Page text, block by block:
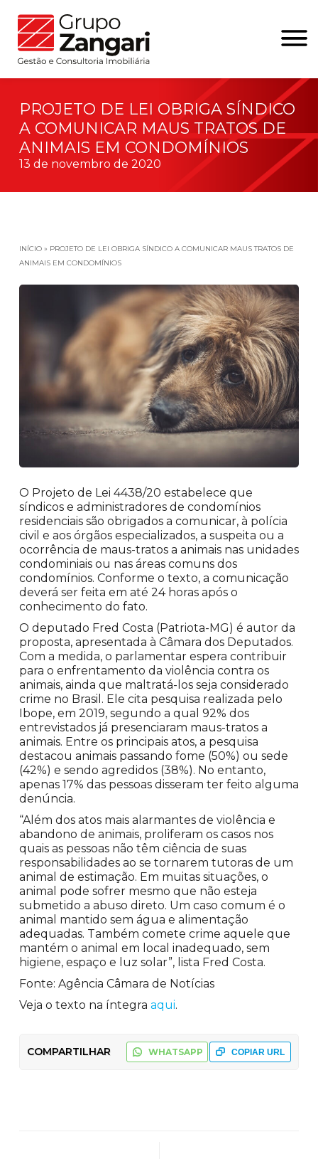
PROJETO DE LEI OBRIGA SÍNDICO
A COMUNICAR MAUS TRATOS DE
ANIMAIS EM CONDOMÍNIOS
13 de novembro de 2020
INÍCIO» PROJETO DE LEI OBRIGA SÍNDICO A COMUNICAR MAUS TRATOS DE
ANIMAIS EM CONDOMÍNIOS
O Projeto de Lei 4438/20 estabelece que
síndicos e administradores de condomínios
residenciais são obrigados a comunicar, à polícia
civil e aos órgãos especializados, a suspeita ou a
ocorrência de maus-tratos a animais nas unidades
condominiais ou nas áreas comuns dos
condomínios. Conforme o texto, a comunicação
deverá ser feita em até 24 horas após o
conhecimento do fato.
O deputado Fred Costa (Patriota-MG) é autor da
proposta, apresentada à Câmara dos Deputados.
Com a medida, o parlamentar espera contribuir
para o enfrentamento da violência contra os
animais, ainda que maltratá-los seja considerado
crime no Brasil. Ele cita pesquisa realizada pelo
Ibope, em 2019, segundo a qual 92% dos
entrevistados já presenciaram maus-tratos a
animais. Entre os principais atos, a pesquisa
destacou animais passando fome (50%) ou sede
(42%) e sendo agredidos (38%). No entanto,
apenas 17% das pessoas disseram ter feito alguma
denúncia.
“Além dos atos mais alarmantes de violência e
abandono de animais, proliferam os casos nos
quais as pessoas não têm ciência de suas
responsabilidades ao se tornarem tutoras de um
animal de estimação. Em muitas situações, o
animal pode sofrer mesmo que não esteja
submetido a abuso direto. Um caso comum é o
animal mantido sem água e alimentação
adequadas. Também comete crime aquele que
mantém o animal em local inadequado, sem
higiene, espaço e luz solar”, lista Fred Costa.
Fonte: Agência Câmara de Notícias
Veja o texto na íntegra aqui.
COMPARTILHAR COPIAR URL
WHATSAPP